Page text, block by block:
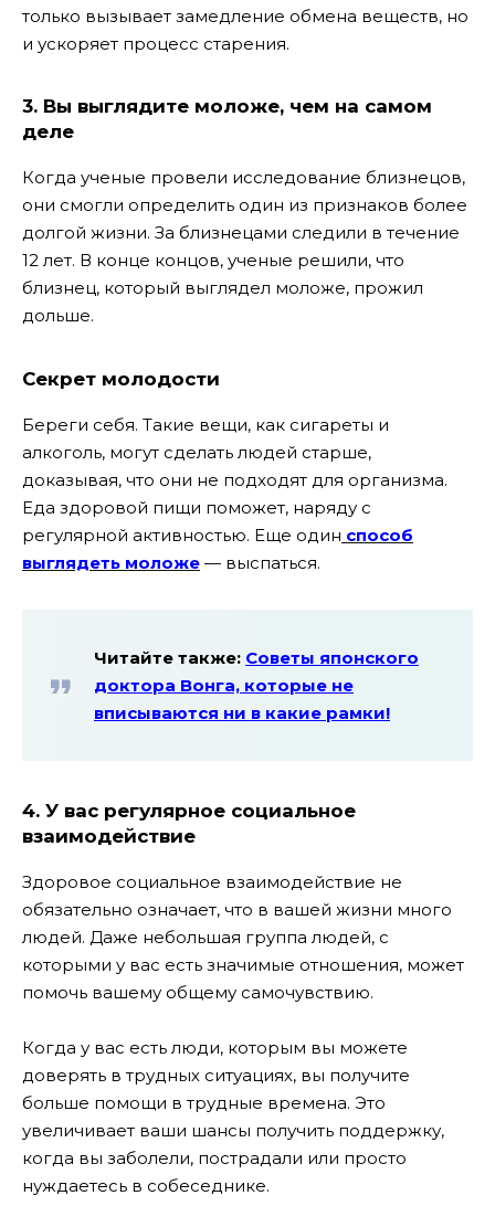
только вызывает замедление обмена веществ, но
и ускоряет процесс старения.
3. Вы выглядите моложе, чем на самом
деле
Когда ученые провели исследование близнецов,
они смогли определить один из признаков более
долгой жизни. За близнецами следили в течение
12 лет. В конце концов, ученые решили, что
близнец, который выглядел моложе, прожил
дольше.
Секрет молодости
Береги себя. Такие вещи, как сигареты и
алкоголь, могут сделать людей старше,
доказывая, что они не подходят для организма.
Еда здоровой пищи поможет, наряду с
регулярной активностью. Еще один способ
выглядеть моложе — выспаться.
Читайте также: Советы японского
доктора Вонга, которые не
вписываются ни в какие рамки!
4. У вас регулярное социальное
взаимодействие
Здоровое социальное взаимодействие не
обязательно означает, что в вашей жизни много
людей. Даже небольшая группа людей, с
которыми у вас есть значимые отношения, может
помочь вашему общему самочувствию.
Когда у вас есть люди, которым вы можете
доверять в трудных ситуациях, вы получите
больше помощи в трудные времена. Это
увеличивает ваши шансы получить поддержку,
когда вы заболели, пострадали или просто
нуждаетесь в собеседнике.